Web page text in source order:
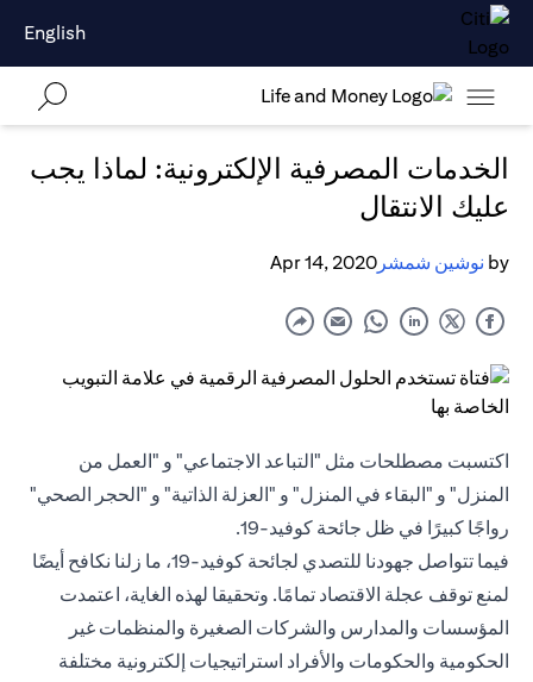
English
الخدمات المصرفية الإلكترونية: لماذا يجب
عليك الانتقال
by نوشين شمشر Apr 14, 2020
اكتسبت مصطلحات مثل "التباعد الاجتماعي" و "العمل من
المنزل" و "البقاء في المنزل" و "العزلة الذاتية" و "الحجر الصحي"
رواجًا كبيرًا في ظل جائحة كوفيد-19.
فيما تتواصل جهودنا للتصدي لجائحة كوفيد-19، ما زلنا نكافح أيضًا
لمنع توقف عجلة الاقتصاد تمامًا. وتحقيقا لهذه الغاية، اعتمدت
المؤسسات والمدارس والشركات الصغيرة والمنظمات غير
الحكومية والحكومات والأفراد استراتيجيات إلكترونية مختلفة